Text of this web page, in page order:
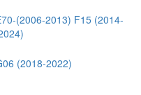
(2006-2013) F15 (2014-
(2018-2022)